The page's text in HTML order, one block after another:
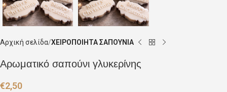
Αρχική σελίδα ΧΕΙΡΟΠΟΙΗΤΑ ΣΑΠΟΥΝΙΑ
Αρωματικό σαπούνι γλυκερίνης
€2,50